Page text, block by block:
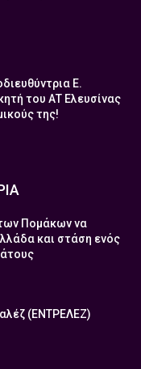
Ε.
του ΑΤ Ελευσίνας
της!
Πομάκων να
και στάση ενός
(ΕΝΤΡΕΛΕΖ)